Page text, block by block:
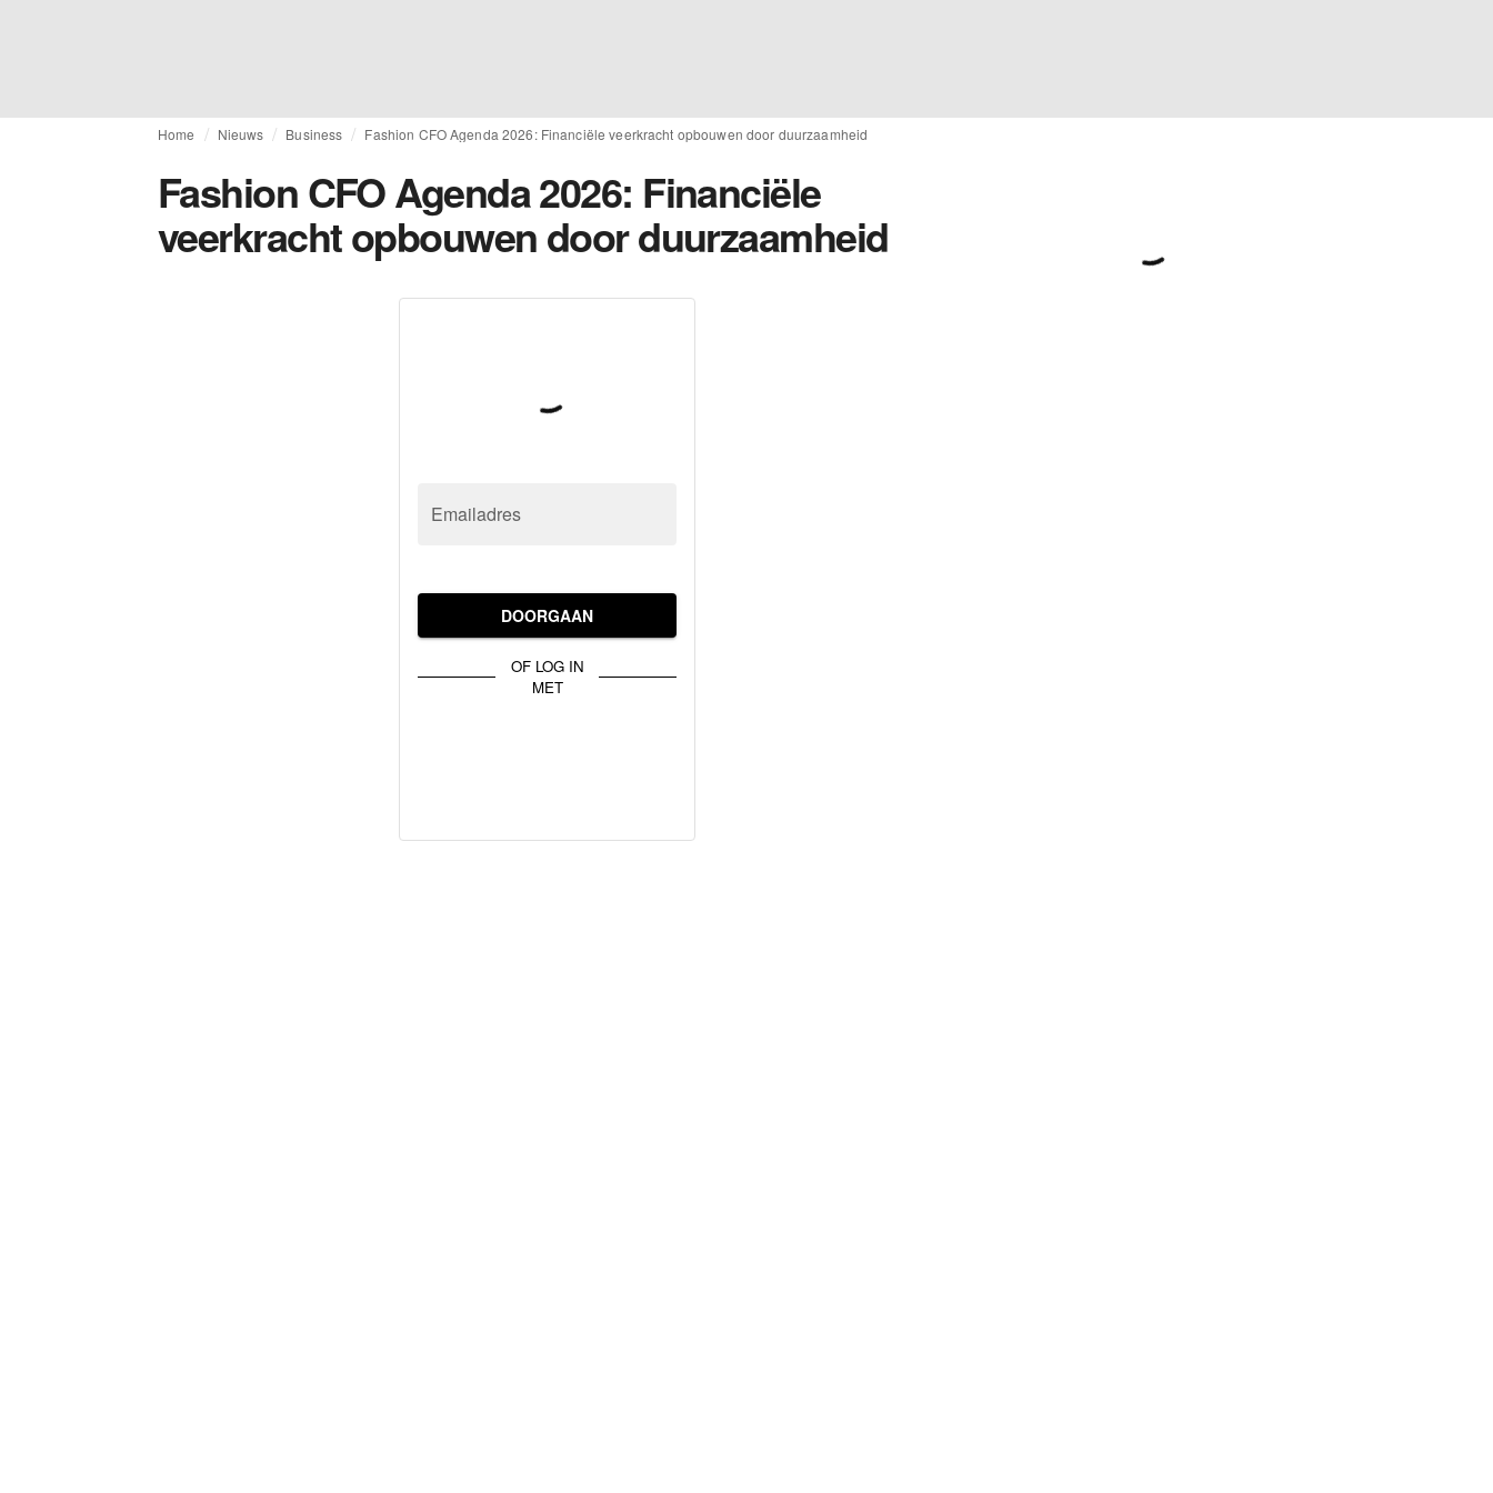
Home Nieuws Business Fashion CFO Agenda 2026: Financiële veerkracht opbouwen door duurzaamheid
Fashion CFO Agenda 2026: Financiële
veerkracht opbouwen door duurzaamheid
Emailadres
DOORGAAN
OF LOG IN
MET